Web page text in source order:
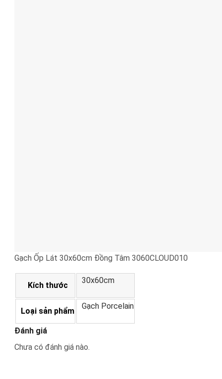
Gạch Ốp Lát 30x60cm Đồng Tâm 3060CLOUD010
Kích thước
30x60cm
Loại sản phẩm
Gạch Porcelain
Đánh giá
Chưa có đánh giá nào.